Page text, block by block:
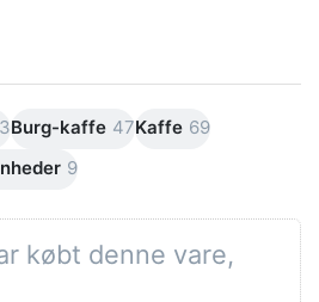
Burg-kaffe 47Kaffe 69
9
købt denne vare,